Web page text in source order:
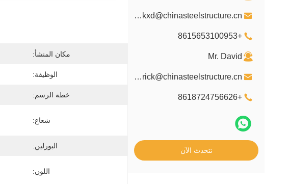
davidkxd@chinasteelstructure.cn
+8615653100953
Mr. David
kxdpatrick@chinasteelstructure.cn
+8618724756626
نتحدث الآن
مكان المنشأ:
الوظيفة:
خطة الرسم:
شعاع:
البورلين:
اللون: